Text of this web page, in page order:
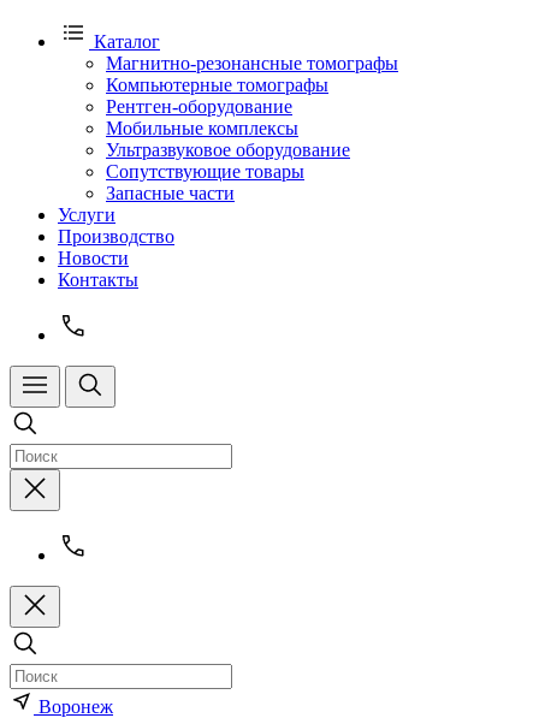
Каталог
Магнитно-резонансные томографы
Компьютерные томографы
Рентген-оборудование
Мобильные комплексы
Ультразвуковое оборудование
Сопутствующие товары
Запасные части
Услуги
Производство
Новости
Контакты
Воронеж